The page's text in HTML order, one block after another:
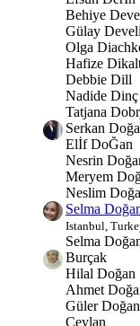
Behiye
Gülay Develi
Olga
Hafize
Debbie Dill
Nadide Dinç
Tatjana
Serkan
Elİf DoĞan
Nesrin
Meryem
Neslim
Selma
Istanbul,
Selma
Burçak
Hilal Doğan
Ahmet
Güler Doğan
Ceylan